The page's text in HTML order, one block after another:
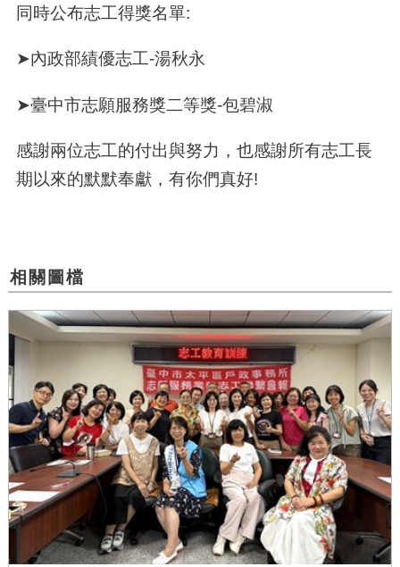
同時公布志工得獎名單:
➤內政部績優志工-湯秋永
➤臺中市志願服務獎二等獎-包碧淑
感謝兩位志工的付出與努力，也感謝所有志工長
期以來的默默奉獻，有你們真好!
相關圖檔